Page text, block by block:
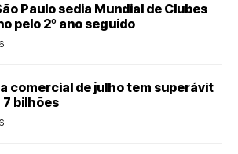
Paulo sedia Mundial de Clubes
pelo 2º ano seguido
comercial de julho tem superávit
7 bilhões